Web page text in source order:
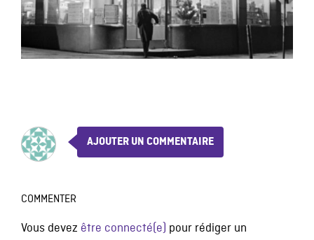
AJOUTER UN COMMENTAIRE
COMMENTER
Vous devez être connecté(e) pour rédiger un